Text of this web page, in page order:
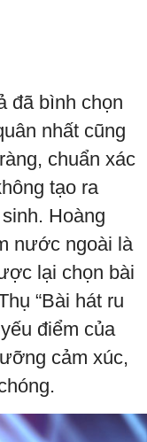
đã bình chọn
nhất cũng
chuẩn xác
tạo ra
Hoàng
nước ngoài là
lại chọn bài
“Bài hát ru
điểm của
cảm xúc,